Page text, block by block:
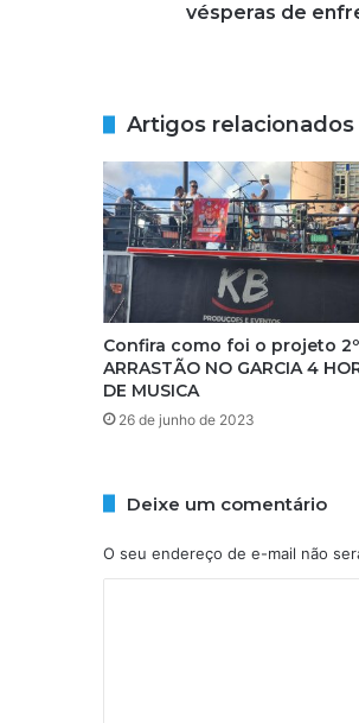
o
r
g
e
S
a
m
p
o
l
i
é
p
e
vésperas de
Artigos relacionados
Confira como foi o projeto 2º
ARRASTÃO NO GARCIA 4
DE MUSICA
26 de junho de 2023
Deixe um comentário
O seu endereço de e-mail não